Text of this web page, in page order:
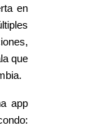
en
que
app